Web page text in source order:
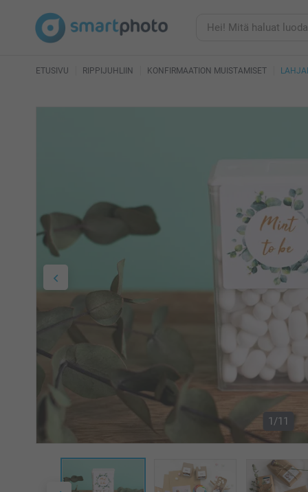
ETUSIVU RIPPIJUHLIIN KONFIRMAATION MUISTAMISET
1/11